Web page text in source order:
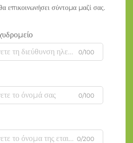
σύντομα μαζί σας.
0/100
0/100
0/200